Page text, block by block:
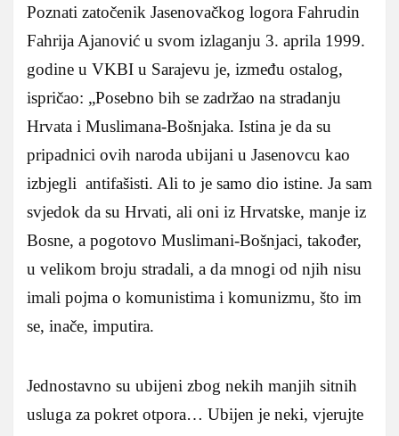
Poznati zatočenik Jasenovačkog logora Fahrudin
Fahrija Ajanović u svom izlaganju 3. aprila 1999.
godine u VKBI u Sarajevu je, između ostalog,
ispričao: „Posebno bih se zadržao na stradanju
Hrvata i Muslimana-Bošnjaka. Istina je da su
pripadnici ovih naroda ubijani u Jasenovcu kao
izbjegli antifašisti. Ali to je samo dio istine. Ja sam
svjedok da su Hrvati, ali oni iz Hrvatske, manje iz
Bosne, a pogotovo Muslimani-Bošnjaci, također,
u velikom broju stradali, a da mnogi od njih nisu
imali pojma o komunistima i komunizmu, što im
se, inače, imputira.
Jednostavno su ubijeni zbog nekih manjih sitnih
usluga za pokret otpora… Ubijen je neki, vjerujte